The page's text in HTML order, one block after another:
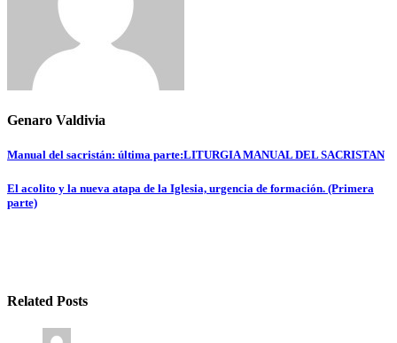
Genaro Valdivia
Navegación
de
entradas
Manual del sacristán: última parte:LITURGIA MANUAL DEL SACRISTAN
El acolito y la nueva atapa de la Iglesia, urgencia de formación. (Primera
parte)
Related Posts